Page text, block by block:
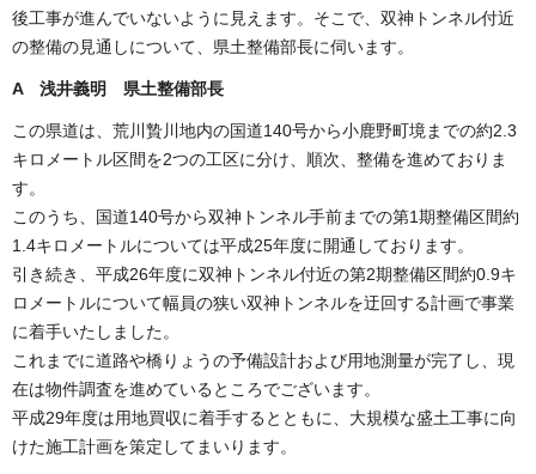
後工事が進んでいないように見えます。そこで、双神トンネル付近
の整備の見通しについて、県土整備部長に伺います。
A 浅井義明 県土整備部長
この県道は、荒川贄川地内の国道140号から小鹿野町境までの約2.3
キロメートル区間を2つの工区に分け、順次、整備を進めておりま
す。
このうち、国道140号から双神トンネル手前までの第1期整備区間約
1.4キロメートルについては平成25年度に開通しております。
引き続き、平成26年度に双神トンネル付近の第2期整備区間約0.9キ
ロメートルについて幅員の狭い双神トンネルを迂回する計画で事業
に着手いたしました。
これまでに道路や橋りょうの予備設計および用地測量が完了し、現
在は物件調査を進めているところでございます。
平成29年度は用地買収に着手するとともに、大規模な盛土工事に向
けた施工計画を策定してまいります。